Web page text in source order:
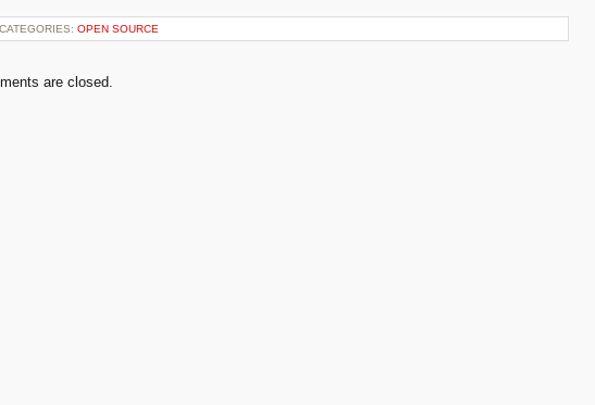
CATEGORIES: OPEN SOURCE
are closed.